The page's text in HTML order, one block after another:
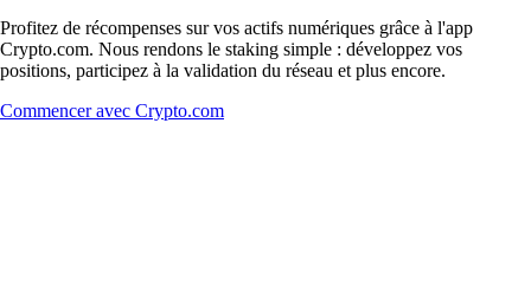
Profitez de récompenses sur vos actifs numériques grâce à l'app
Crypto.com. Nous rendons le staking simple : développez vos
positions, participez à la validation du réseau et plus encore.
Commencer avec Crypto.com